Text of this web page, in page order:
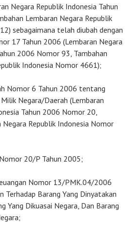
Negara Republik Indonesia Tahun
Lembaran Negara Republik
sebagaimana telah diubah dengan
17 Tahun 2006 (Lembaran Negara
2006 Nomor 93, Tambahan
Indonesia Nomor 4661);
Nomor 6 Tahun 2006 tentang
Negara/Daerah (Lembaran
Tahun 2006 Nomor 20,
Negara Republik Indonesia Nomor
20/P Tahun 2005;
Nomor 13/PMK.04/2006
Terhadap Barang Yang Dinyatakan
Yang Dikuasai Negara, Dan Barang